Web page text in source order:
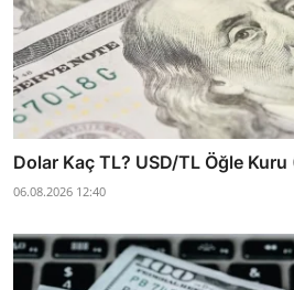
Dolar Kaç TL? USD/TL Öğle
06.08.2026 12:40